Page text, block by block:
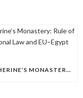
SAINT CATHERINE’S MONASTERY: RULE OF LAW, INTERNATIONAL LAW AND EU–EGYPT RELATIONS